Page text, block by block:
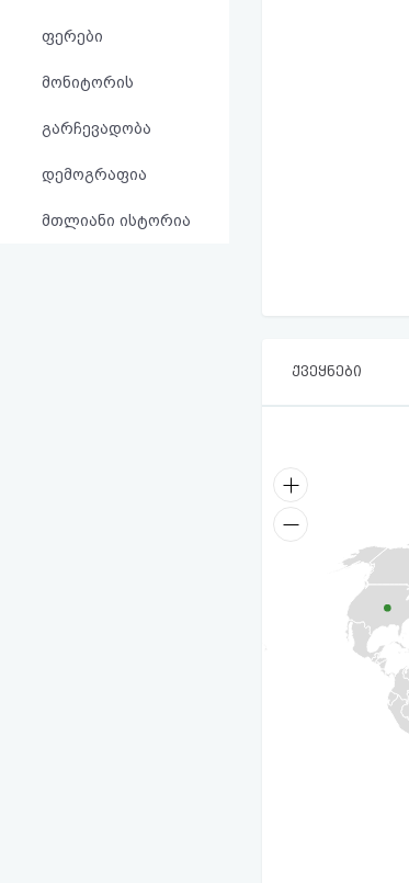
ფერები
მონიტორის
გარჩევადობა
დემოგრაფია
მთლიანი ისტორია
ქვეყნები